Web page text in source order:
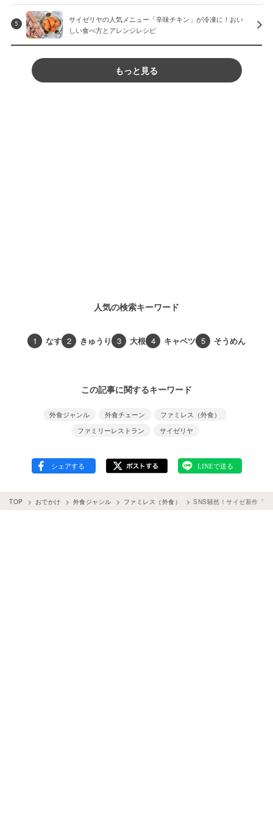
5
サイゼリヤの人気メニュー「辛味チキン」が冷凍に！おい
しい食べ方とアレンジレシピ
もっと見る
人気の検索キーワード
1 なす 2 きゅうり 3 大根 4 キャベツ 5 そうめん
この記事に関するキーワード
外食ジャンル 外食チェーン
ファミレス（外食）
ファミリーレストラン
サイゼリヤ
TOP おでかけ 外食ジャンル ファミレス（外食） SNS騒然！サイゼ新作「